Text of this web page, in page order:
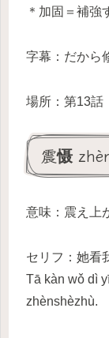
＊加固＝補強
字幕：だから
場所：第13
震慑
意味：震え上
セリフ：她看
Tā kàn wǒ dì
zhènshèzhù.